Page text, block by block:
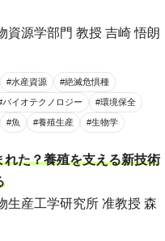
資源学部門 教授 吉崎 悟朗
#水産資源 #絶滅危惧種
バイオテクノロジー #環境保全
#魚 #養殖生産 #生物学
た？養殖を支える新技術
生産工学研究所 准教授 森